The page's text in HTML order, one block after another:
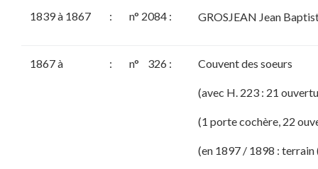
1839 à 1867 : n° 2084 : GROSJEAN Jean
1867 à : n° 326 : Couvent des soeurs
(avec H. 223 : 21
(1 porte cochère, 22
(en 1897 / 1898 :